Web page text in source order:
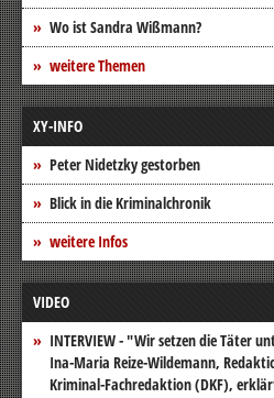
Wo ist Sandra Wißmann?
weitere Themen
XY-INFO
Peter Nidetzky gestorben
Blick in die Kriminalchronik
weitere Infos
VIDEO
INTERVIEW - "Wir setzen die Täter
Ina-Maria Reize-Wildemann,
Kriminal-Fachredaktion (DKF),